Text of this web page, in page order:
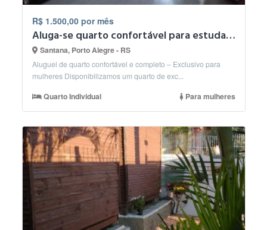
R$ 1.500,00 por mês
Aluga-se quarto confortável para estudante (mulher)
Santana, Porto Alegre - RS
Aluguel de quarto confortável e completo – Exclusivo para
mulheres Disponibilizamos um quarto de exc...
Quarto Individual Para mulheres